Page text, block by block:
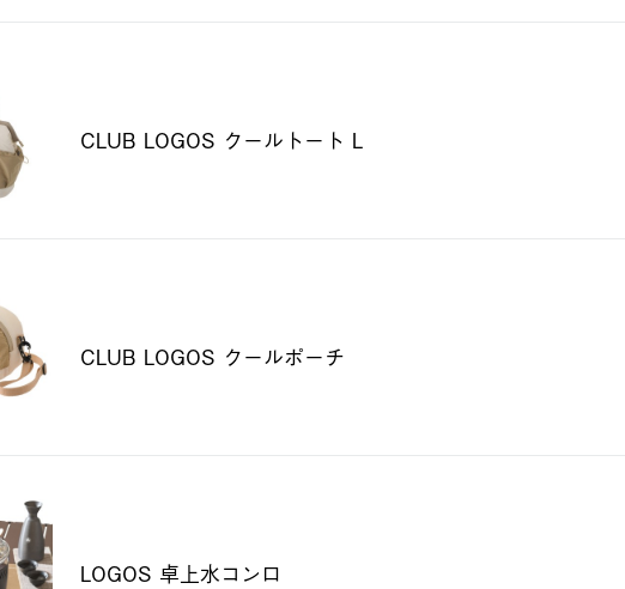
CLUB LOGOS クールトート L
CLUB LOGOS クールポーチ
LOGOS 卓上水コンロ